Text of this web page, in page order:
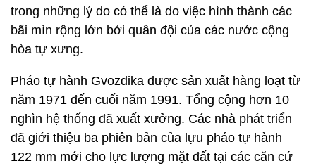
trong những lý do có thể là do việc hình thành các
bãi mìn rộng lớn bởi quân đội của các nước cộng
hòa tự xưng.
Pháo tự hành Gvozdika được sản xuất hàng loạt từ
năm 1971 đến cuối năm 1991. Tổng cộng hơn 10
nghìn hệ thống đã xuất xưởng. Các nhà phát triển
đã giới thiệu ba phiên bản của lựu pháo tự hành
122 mm mới cho lực lượng mặt đất tại các căn cứ